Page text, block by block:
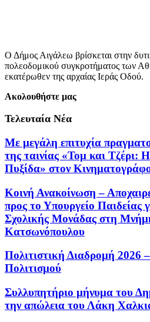
Ο Δήμος Αιγάλεω βρίσκεται στην
πολεοδομικού συγκροτήματος των
εκατέρωθεν της αρχαίας Ιεράς Οδού.
Ακολουθήστε μας
Τελευταία Νέα
Με μεγάλη επιτυχία
της ταινίας «Τομ και Τζέρι:
Πυξίδα» στον
Κοινή Ανακοίνωση –
προς το Υπουργείο Παιδείας
Σχολικής Μονάδας στη
Κατσωνόπουλου
Πολιτιστική Διαδρομή 2026
Πολιτισμού
Συλλυπητήριο μήνυμα του
την απώλεια του Λάκη